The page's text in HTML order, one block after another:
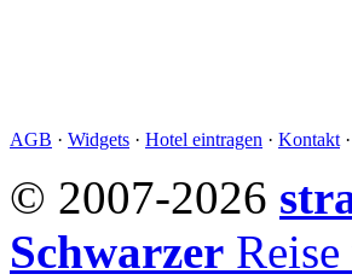
AGB · Widgets · Hotel eintragen · Kontakt ·
© 2007-2026
Schwarzer